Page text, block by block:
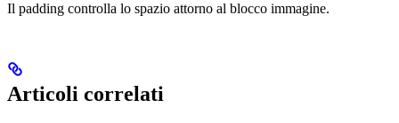
Il padding controlla lo spazio attorno al blocco immagine.
Articoli correlati